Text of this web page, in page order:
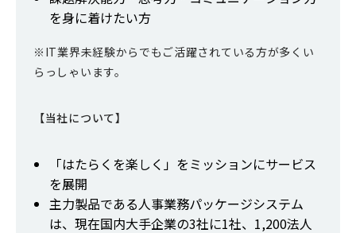
を身に着けたい方
※IT業界未経験からでもご活躍されている方が多くい
らっしゃいます。
【当社について】
「はたらくを楽しく」をミッションにサービス
を展開
主力製品である人事業務パッケージシステム
は、現在国内大手企業の3社に1社、1,200法人